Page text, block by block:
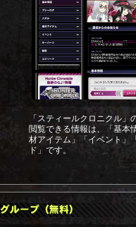
「スティールクロニクル
閲覧できる情報は、「基本
材アイテム」「イベント」
ド」です。